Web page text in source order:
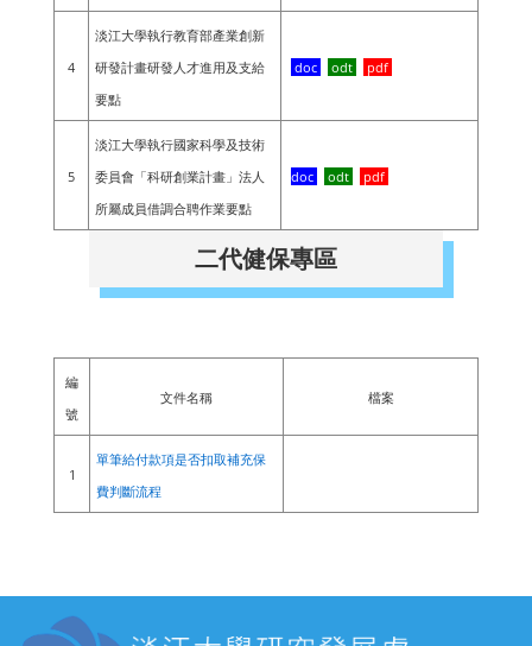
4
淡江大學執行教育部產業創新
研發計畫研發人才進用及支給
要點
doc odt pdf
5
淡江大學執行國家科學及技術
委員會「科研創業計畫」法人
所屬成員借調合聘作業要點
doc odt pdf
二代健保專區
編
號
文件名稱 檔案
1
單筆給付款項是否扣取補充保
費判斷流程